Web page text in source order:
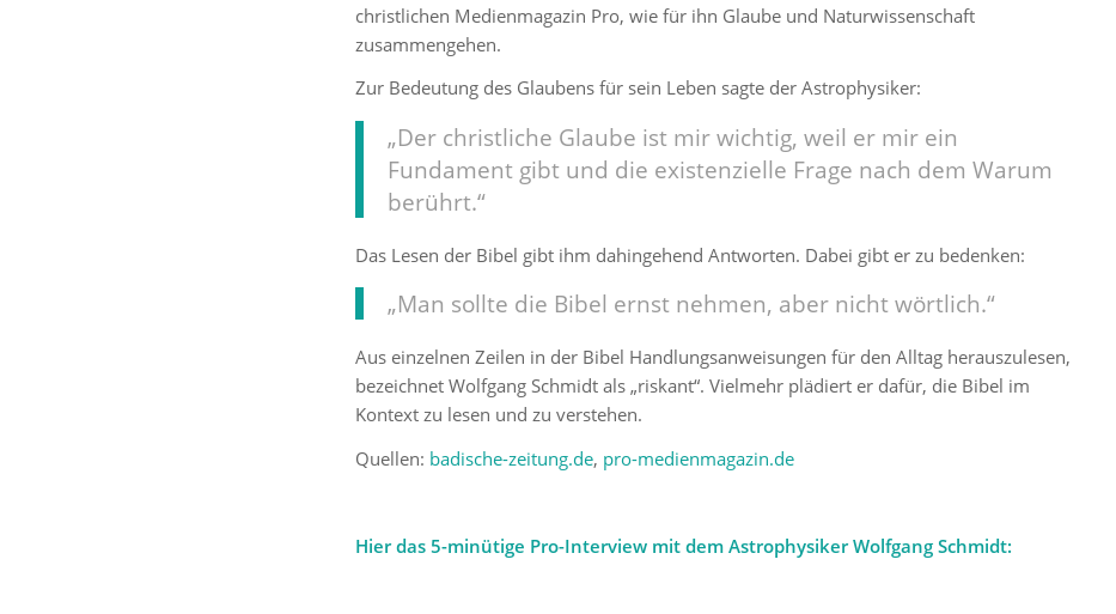
christlichen Medienmagazin Pro, wie für ihn Glaube und Naturwissenschaft
zusammengehen.
Zur Bedeutung des Glaubens für sein Leben sagte der Astrophysiker:
„Der christliche Glaube ist mir wichtig, weil er mir ein
Fundament gibt und die existenzielle Frage nach dem Warum
berührt.“
Das Lesen der Bibel gibt ihm dahingehend Antworten. Dabei gibt er zu bedenken:
„Man sollte die Bibel ernst nehmen, aber nicht wörtlich.“
Aus einzelnen Zeilen in der Bibel Handlungsanweisungen für den Alltag herauszulesen,
bezeichnet Wolfgang Schmidt als „riskant“. Vielmehr plädiert er dafür, die Bibel im
Kontext zu lesen und zu verstehen.
Quellen: badische-zeitung.de, pro-medienmagazin.de
Hier das 5-minütige Pro-Interview mit dem Astrophysiker Wolfgang Schmidt: